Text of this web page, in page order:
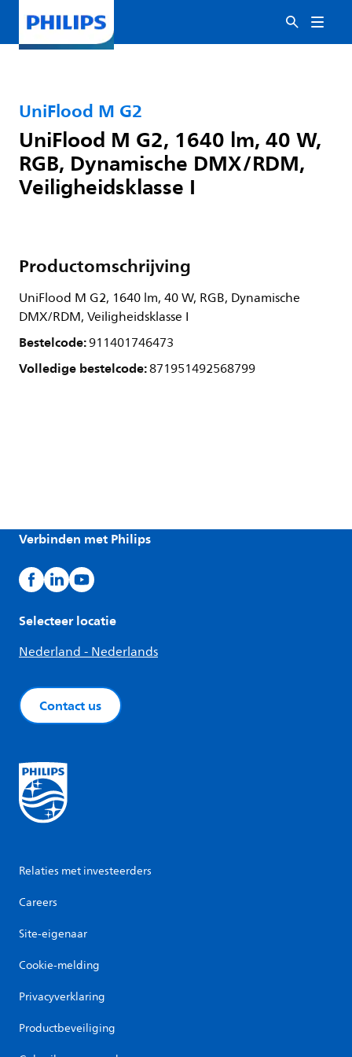
UniFlood M G2
UniFlood M G2, 1640 lm, 40 W,
RGB, Dynamische DMX/RDM,
Veiligheidsklasse I
Productomschrijving
UniFlood M G2, 1640 lm, 40 W, RGB, Dynamische
DMX/RDM, Veiligheidsklasse I
Bestelcode:911401746473
Volledige bestelcode:871951492568799
Verbinden met Philips
Selecteer locatie
Nederland - Nederlands
Contact us
Relaties met investeerders
Careers
Site-eigenaar
Cookie-melding
Privacyverklaring
Productbeveiliging